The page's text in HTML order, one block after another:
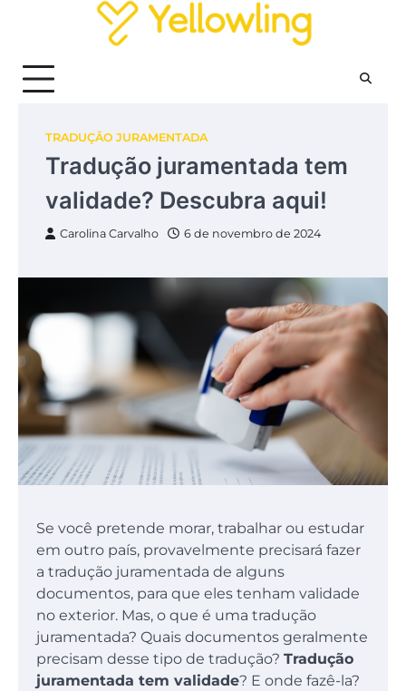
TRADUÇÃO JURAMENTADA
Tradução juramentada tem
validade? Descubra aqui!
Carolina Carvalho 6 de novembro de 2024
Se você pretende morar, trabalhar ou estudar
em outro país, provavelmente precisará fazer
a tradução juramentada de alguns
documentos, para que eles tenham validade
no exterior. Mas, o que é uma tradução
juramentada? Quais documentos geralmente
precisam desse tipo de tradução? Tradução
juramentada tem validade? E onde fazê-la?